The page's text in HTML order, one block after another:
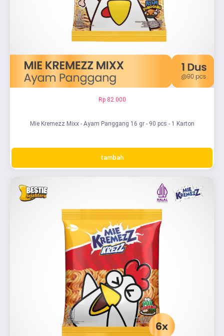
Rp 82.000
Mie Kremezz Mixx - Ayam Panggang 16 gr - 90 pcs - 1 Karton
tambah